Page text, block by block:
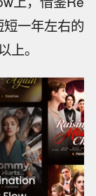
一年左右的
。